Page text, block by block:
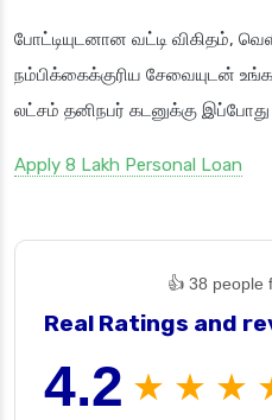
போட்டியுடனான வட்டி விகிதம்,
நம்பிக்கைக்குரிய சேவையுடன்
லட்சம் தனிநபர் கடனுக்கு
Apply 8 Lakh Personal Loan
👍 38 people
Real Ratings and
4.2 ★ ★ ★